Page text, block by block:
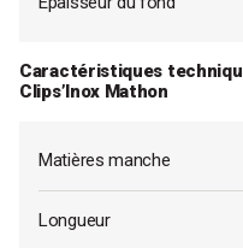
Caractéristiques
Clips’Inox Mathon
Matières manche
Longueur